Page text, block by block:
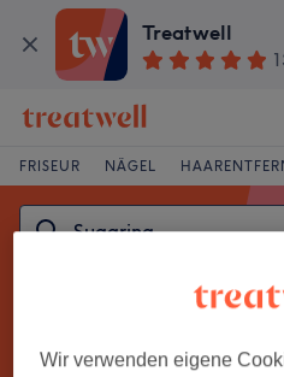
Treatwell
FRISEUR NÄGEL
Wir verwenden eigene